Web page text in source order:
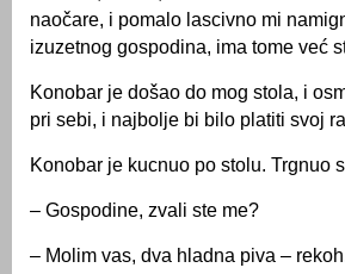
naočare, i pomalo lascivno mi
izuzetnog gospodina, ima tome već
Konobar je došao do mog stola, i
pri sebi, i najbolje bi bilo platiti svoj
Konobar je kucnuo po stolu. Trgnuo
– Gospodine, zvali ste me?
– Molim vas, dva hladna piva –